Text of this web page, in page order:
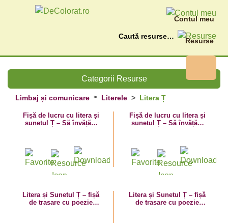
Contul meu
Resurse
Caută
Categorii Resurse
Limbaj și comunicare Literele Litera Ț
Fișă de lucru cu litera și
sunetul Ț – Să învățăm
Fișă de lucru cu litera și
sunetul Ț – Să învățăm
Litera și Sunetul Ț – fișă
de trasare cu poezie
Litera și Sunetul Ț – fișă
de trasare cu poezie